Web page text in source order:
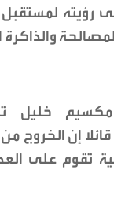
رؤيته لمستقبل
مكسيم خليل
إن الخروج من
تقوم على